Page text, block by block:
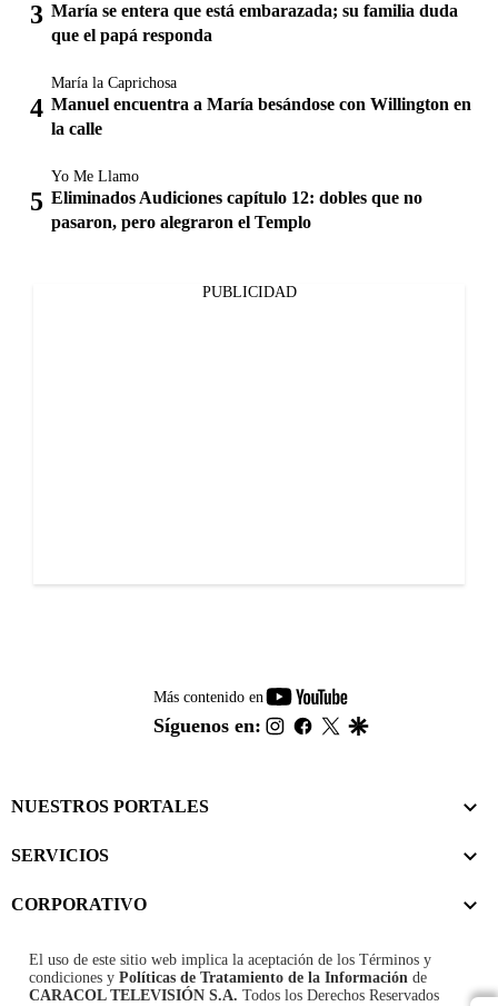
María se entera que está embarazada; su familia duda
que el papá responda
María la Caprichosa
Manuel encuentra a María besándose con Willington en
la calle
Yo Me Llamo
Eliminados Audiciones capítulo 12: dobles que no
pasaron, pero alegraron el Templo
PUBLICIDAD
Más contenido en
youtube-
footer
Síguenos en: instagram
facebook
twitter
NUESTROS PORTALES
SERVICIOS
CORPORATIVO
El uso de este sitio web implica la aceptación de los Términos y
condiciones y Políticas de Tratamiento de la Información de
CARACOL TELEVISIÓN S.A. Todos los Derechos Reservados